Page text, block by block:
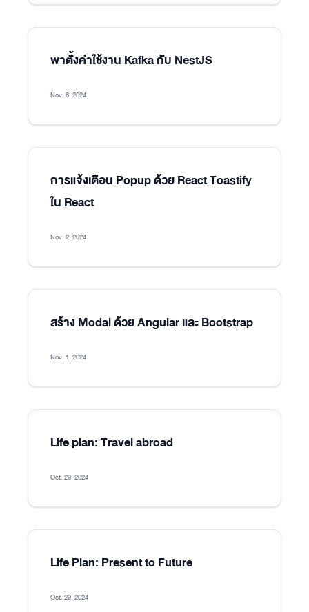
พาตั้งค่าใช้งาน Kafka กับ NestJS
Nov. 6, 2024
การแจ้งเตือน Popup ด้วย React Toastify
ใน React
Nov. 2, 2024
สร้าง Modal ด้วย Angular และ Bootstrap
Nov. 1, 2024
Life plan: Travel abroad
Oct. 29, 2024
Life Plan: Present to Future
Oct. 29, 2024